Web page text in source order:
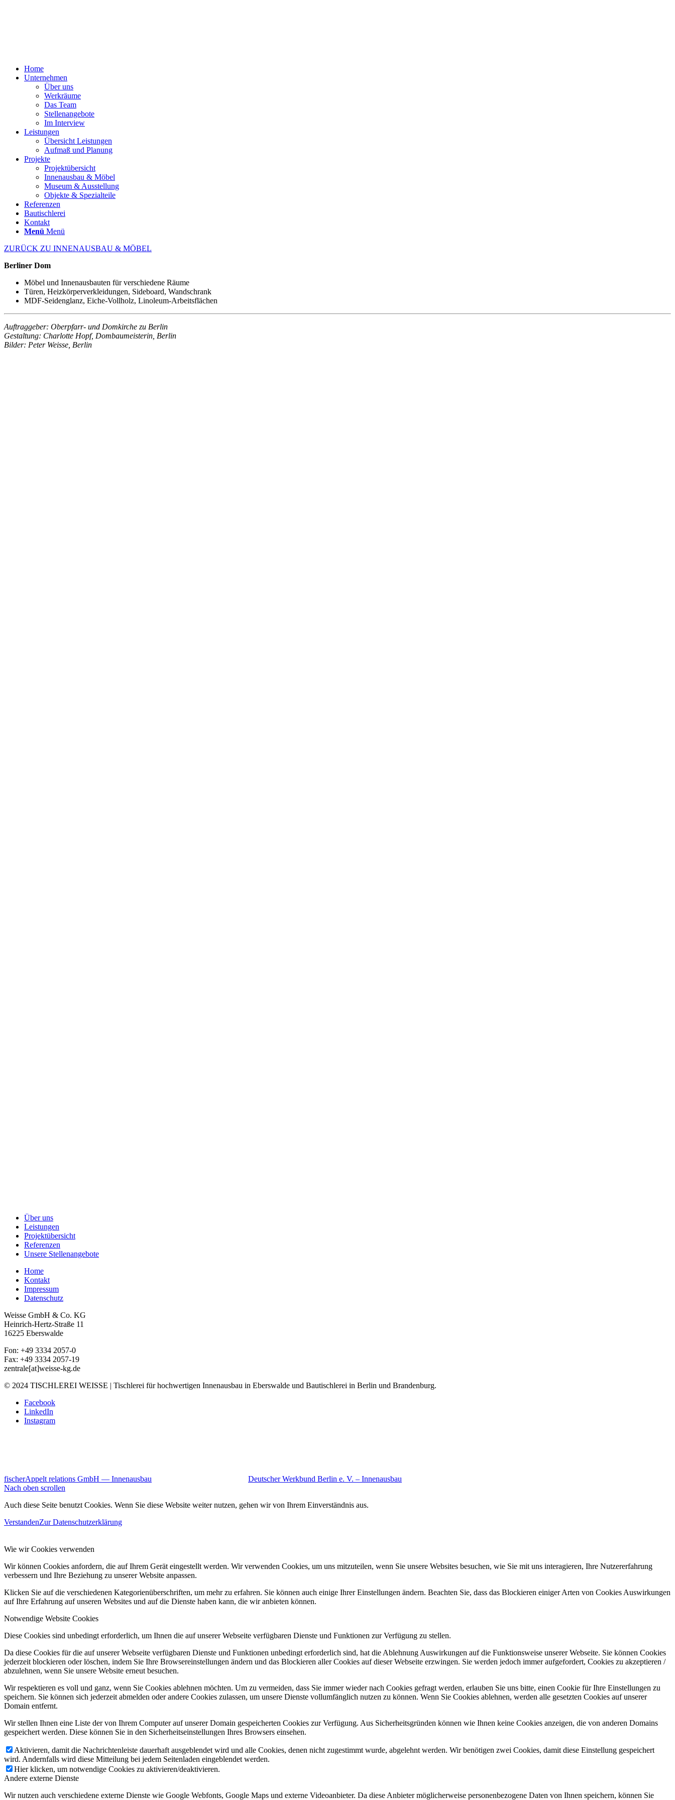
Home
Unternehmen
Über uns
Werkräume
Das Team
Stellenangebote
Im Interview
Leistungen
Übersicht Leistungen
Aufmaß und Planung
Projekte
Projektübersicht
Innenausbau & Möbel
Museum & Ausstellung
Objekte & Spezialteile
Referenzen
Bautischlerei
Kontakt
Menü Menü
ZURÜCK ZU INNENAUSBAU & MÖBEL
Berliner Dom
Möbel und Innenausbauten für verschiedene Räume
Türen, Heizkörperverkleidungen, Sideboard, Wandschrank
MDF-Seidenglanz, Eiche-Vollholz, Linoleum-Arbeitsflächen
Auftraggeber: Oberpfarr- und Domkirche zu Berlin
Gestaltung: Charlotte Hopf, Dombaumeisterin, Berlin
Bilder: Peter Weisse, Berlin
Über uns
Leistungen
Projektübersicht
Referenzen
Unsere Stellenangebote
Home
Kontakt
Impressum
Datenschutz
Weisse GmbH & Co. KG
Heinrich-Hertz-Straße 11
16225 Eberswalde
Fon: +49 3334 2057-0
Fax: +49 3334 2057-19
zentrale[at]weisse-kg.de
© 2024 TISCHLEREI WEISSE | Tischlerei für hochwertigen Innenausbau in Eberswalde und Bautischlerei in Berlin und Brandenburg.
Facebook
LinkedIn
Instagram
fischerAppelt relations GmbH — Innenausbau
Deutscher Werkbund Berlin e. V. – Innenausbau
Nach oben scrollen
Auch diese Seite benutzt Cookies. Wenn Sie diese Website weiter nutzen, gehen wir von Ihrem Einverständnis aus.
VerstandenZur Datenschutzerklärung
Wie wir Cookies verwenden
Wir können Cookies anfordern, die auf Ihrem Gerät eingestellt werden. Wir verwenden Cookies, um uns mitzuteilen, wenn Sie unsere Websites besuchen, wie Sie mit uns interagieren, Ihre Nutzererfahrung
verbessern und Ihre Beziehung zu unserer Website anpassen.
Klicken Sie auf die verschiedenen Kategorienüberschriften, um mehr zu erfahren. Sie können auch einige Ihrer Einstellungen ändern. Beachten Sie, dass das Blockieren einiger Arten von Cookies Auswirkungen
auf Ihre Erfahrung auf unseren Websites und auf die Dienste haben kann, die wir anbieten können.
Notwendige Website Cookies
Diese Cookies sind unbedingt erforderlich, um Ihnen die auf unserer Webseite verfügbaren Dienste und Funktionen zur Verfügung zu stellen.
Da diese Cookies für die auf unserer Webseite verfügbaren Dienste und Funktionen unbedingt erforderlich sind, hat die Ablehnung Auswirkungen auf die Funktionsweise unserer Webseite. Sie können Cookies
jederzeit blockieren oder löschen, indem Sie Ihre Browsereinstellungen ändern und das Blockieren aller Cookies auf dieser Webseite erzwingen. Sie werden jedoch immer aufgefordert, Cookies zu akzeptieren /
abzulehnen, wenn Sie unsere Website erneut besuchen.
Wir respektieren es voll und ganz, wenn Sie Cookies ablehnen möchten. Um zu vermeiden, dass Sie immer wieder nach Cookies gefragt werden, erlauben Sie uns bitte, einen Cookie für Ihre Einstellungen zu
speichern. Sie können sich jederzeit abmelden oder andere Cookies zulassen, um unsere Dienste vollumfänglich nutzen zu können. Wenn Sie Cookies ablehnen, werden alle gesetzten Cookies auf unserer
Domain entfernt.
Wir stellen Ihnen eine Liste der von Ihrem Computer auf unserer Domain gespeicherten Cookies zur Verfügung. Aus Sicherheitsgründen können wie Ihnen keine Cookies anzeigen, die von anderen Domains
gespeichert werden. Diese können Sie in den Sicherheitseinstellungen Ihres Browsers einsehen.
Aktivieren, damit die Nachrichtenleiste dauerhaft ausgeblendet wird und alle Cookies, denen nicht zugestimmt wurde, abgelehnt werden. Wir benötigen zwei Cookies, damit diese Einstellung gespeichert
wird. Andernfalls wird diese Mitteilung bei jedem Seitenladen eingeblendet werden.
Hier klicken, um notwendige Cookies zu aktivieren/deaktivieren.
Andere externe Dienste
Wir nutzen auch verschiedene externe Dienste wie Google Webfonts, Google Maps und externe Videoanbieter. Da diese Anbieter möglicherweise personenbezogene Daten von Ihnen speichern, können Sie